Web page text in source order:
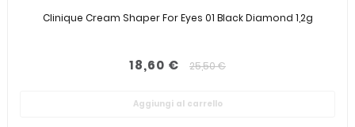
Clinique Cream Shaper For Eyes 01 Black Diamond 1,2g
18,60 € 25,50 €
Aggiungi al carrello